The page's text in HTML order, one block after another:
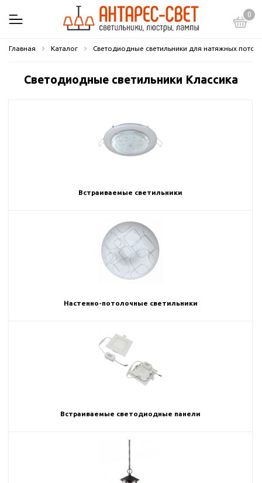
0
Главная Каталог Светодиодные светильники для натяжных
Светодиодные светильники Классика
Встраиваемые светильники
Настенно-потолочные светильники
Встраиваемые светодиодные панели